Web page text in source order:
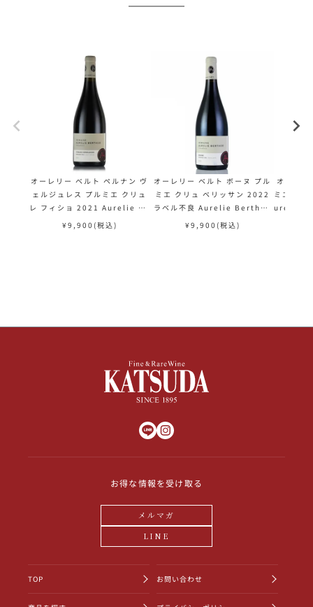
オーレリー ベルト ペルナン ヴ
ェルジュレス プルミエ クリュ
レ フィショ 2021 Aurelie Be
rthod Pernand Vergelesse
¥ 9,900 (税込)
オーレリー ベルト ボーヌ プル
ミエ クリュ ベリッサン 2022
ラベル不良 Aurelie Berthod
Beaune 1er Cru Belissand
¥ 9,900 (税込)
オーレ
ミエ ク
urelie
お得な情報を受け取る
メルマガ
LINE
TOP お問い合わせ